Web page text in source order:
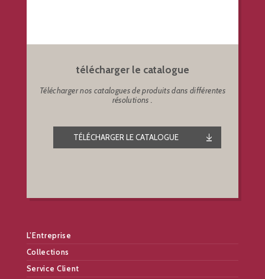
télécharger le catalogue
Télécharger nos catalogues de produits dans différentes
résolutions .
TÉLÉCHARGER LE CATALOGUE
L’Entreprise
Collections
Service Client